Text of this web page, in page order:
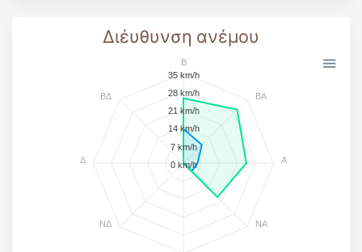
Διέυθυνση ανέμου
Β
ΒΑ
Α
ΝΑ
ΝΔ
Δ
ΒΔ
35 km/h
28 km/h
21 km/h
14 km/h
7 km/h
0 km/h